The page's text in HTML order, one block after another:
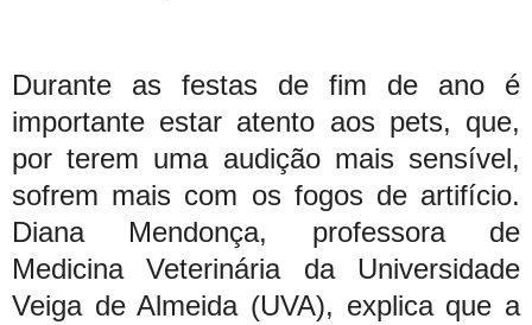
Durante as festas de fim de ano é
importante estar atento aos pets, que,
por terem uma audição mais sensível,
sofrem mais com os fogos de artifício.
Diana Mendonça, professora de
Medicina Veterinária da Universidade
Veiga de Almeida (UVA), explica que a